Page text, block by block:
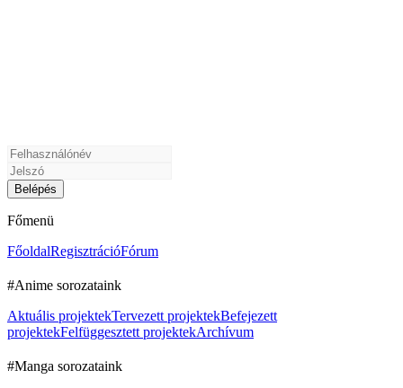
Főmenü
FőoldalRegisztrációFórum
#Anime sorozataink
Aktuális projektekTervezett projektekBefejezett
projektekFelfüggesztett projektekArchívum
#Manga sorozataink